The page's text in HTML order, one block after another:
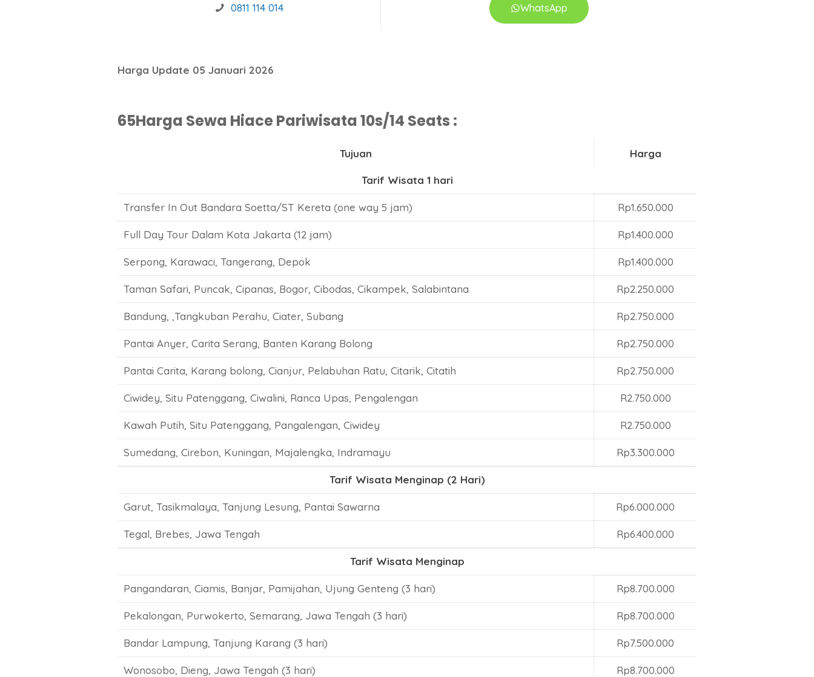
0811 114 014 WhatsApp
Harga Update 05 Januari 2026
65Harga Sewa Hiace Pariwisata 10s/14 Seats :
Tujuan Harga
Tarif Wisata 1 hari
Transfer In Out Bandara Soetta/ST Kereta (one way 5 jam) Rp1.650.000
Full Day Tour Dalam Kota Jakarta (12 jam) Rp1.400.000
Serpong, Karawaci, Tangerang, Depok Rp1.400.000
Taman Safari, Puncak, Cipanas, Bogor, Cibodas, Cikampek, Salabintana Rp2.250.000
Bandung, ,Tangkuban Perahu, Ciater, Subang Rp2.750.000
Pantai Anyer, Carita Serang, Banten Karang Bolong Rp2.750.000
Pantai Carita, Karang bolong, Cianjur, Pelabuhan Ratu, Citarik, Citatih Rp2.750.000
Ciwidey, Situ Patenggang, Ciwalini, Ranca Upas, Pengalengan R2.750.000
Kawah Putih, Situ Patenggang, Pangalengan, Ciwidey R2.750.000
Sumedang, Cirebon, Kuningan, Majalengka, Indramayu Rp3.300.000
Tarif Wisata Menginap (2 Hari)
Garut, Tasikmalaya, Tanjung Lesung, Pantai Sawarna Rp6.000.000
Tegal, Brebes, Jawa Tengah Rp6.400.000
Tarif Wisata Menginap
Pangandaran, Ciamis, Banjar, Pamijahan, Ujung Genteng (3 hari) Rp8.700.000
Pekalongan, Purwokerto, Semarang, Jawa Tengah (3 hari) Rp8.700.000
Bandar Lampung, Tanjung Karang (3 hari) Rp7.500.000
Wonosobo, Dieng, Jawa Tengah (3 hari) Rp8.700.000